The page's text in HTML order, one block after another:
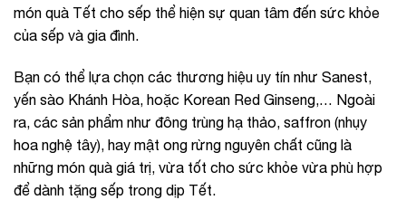
món quà Tết cho sếp thể hiện sự quan tâm đến sức khỏe
của sếp và gia đình.
Bạn có thể lựa chọn các thương hiệu uy tín như Sanest,
yến sào Khánh Hòa, hoặc Korean Red Ginseng,… Ngoài
ra, các sản phẩm như đông trùng hạ thảo, saffron (nhụy
hoa nghệ tây), hay mật ong rừng nguyên chất cũng là
những món quà giá trị, vừa tốt cho sức khỏe vừa phù hợp
để dành tặng sếp trong dịp Tết.